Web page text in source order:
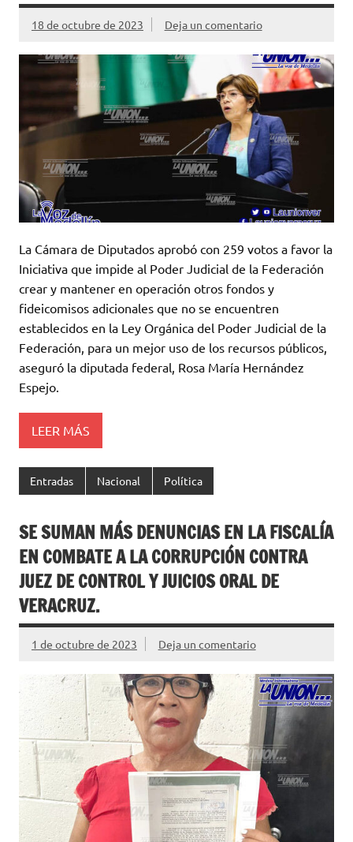
18 de octubre de 2023 Deja un comentario
La Cámara de Diputados aprobó con 259 votos a favor la
Iniciativa que impide al Poder Judicial de la Federación
crear y mantener en operación otros fondos y
fideicomisos adicionales que no se encuentren
establecidos en la Ley Orgánica del Poder Judicial de la
Federación, para un mejor uso de los recursos públicos,
aseguró la diputada federal, Rosa María Hernández
Espejo.
LEER MÁS
Entradas Nacional Política
SE SUMAN MÁS DENUNCIAS EN LA FISCALÍA
EN COMBATE A LA CORRUPCIÓN CONTRA
JUEZ DE CONTROL Y JUICIOS ORAL DE
VERACRUZ.
1 de octubre de 2023 Deja un comentario